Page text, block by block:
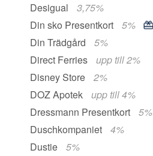
Desigual
3,75%
Din sko Presentkort
5%
Din Trädgård
5%
Direct Ferries
upp till 2%
Disney Store
2%
DOZ Apotek
upp till 4%
Dressmann Presentkort
5%
Duschkompaniet
4%
Dustie
5%